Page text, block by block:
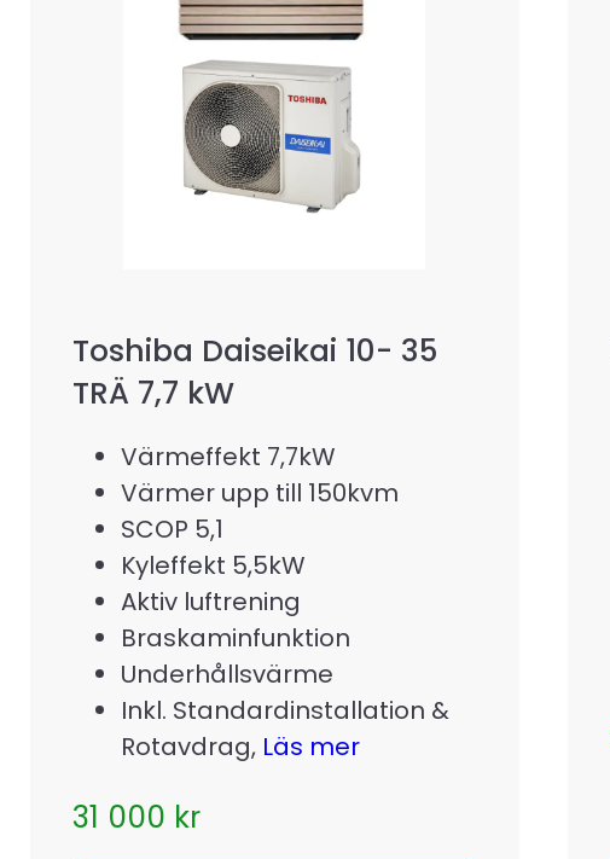
Toshiba Daiseikai 10- 35
TRÄ 7,7 kW
Värmeffekt 7,7kW
Värmer upp till 150kvm
SCOP 5,1
Kyleffekt 5,5kW
Aktiv luftrening
Braskaminfunktion
Underhållsvärme
Inkl. Standardinstallation &
Rotavdrag, Läs mer
31 000 kr